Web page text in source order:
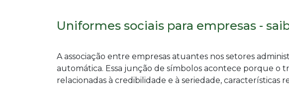
Uniformes sociais para empresas -
A associação entre empresas atuantes nos setores
automática. Essa junção de símbolos acontece porque o
relacionadas à credibilidade e à seriedade, características